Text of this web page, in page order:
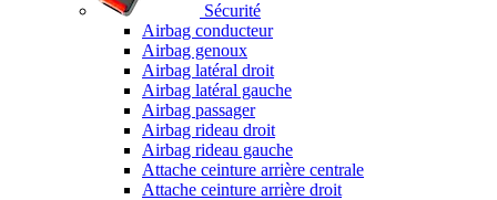
Sécurité
Airbag conducteur
Airbag genoux
Airbag latéral droit
Airbag latéral gauche
Airbag passager
Airbag rideau droit
Airbag rideau gauche
Attache ceinture arrière centrale
Attache ceinture arrière droit